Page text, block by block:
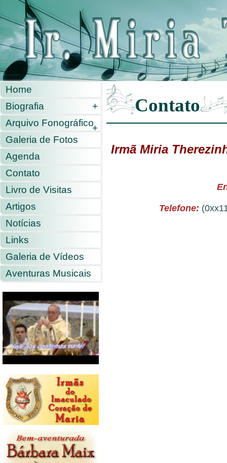
Home
Biografia
+
Arquivo Fonográfico+
Galeria de Fotos
Agenda
Contato
Livro de Visitas
Artigos
Notícias
Links
Galeria de Vídeos
Aventuras Musicais
Contato
Irmã Miria
Telefone: